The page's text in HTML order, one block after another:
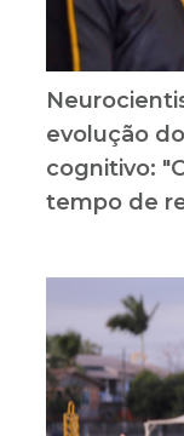
evolução
cognitivo:
tempo de